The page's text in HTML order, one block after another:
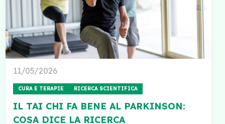
11/05/2026
CURA E TERAPIE RICERCA SCIENTIFICA
IL TAI CHI FA BENE AL PARKINSON:
COSA DICE LA RICERCA